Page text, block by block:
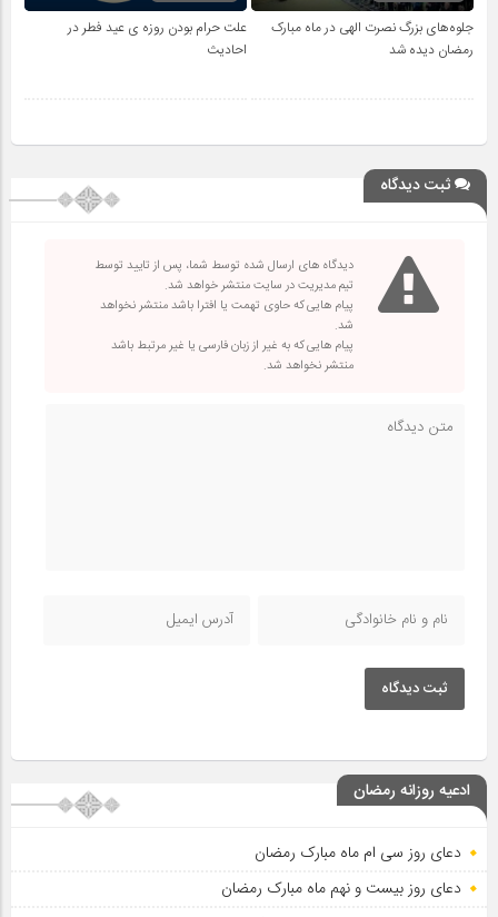
جلوه‌های بزرگ نصرت الهی در ماه مبارک
رمضان دیده شد
علت حرام بودن روزه ی عید فطر در
احادیث
ثبت دیدگاه
دیدگاه های ارسال شده توسط شما، پس از تایید توسط
تیم مدیریت در سایت منتشر خواهد شد.
پیام هایی که حاوی تهمت یا افترا باشد منتشر نخواهد
شد.
پیام هایی که به غیر از زبان فارسی یا غیر مرتبط باشد
منتشر نخواهد شد.
ثبت دیدگاه
ادعیه روزانه رمضان
دعای روز سی ام ماه مبارک رمضان
دعای روز بیست و نهم ماه مبارک رمضان